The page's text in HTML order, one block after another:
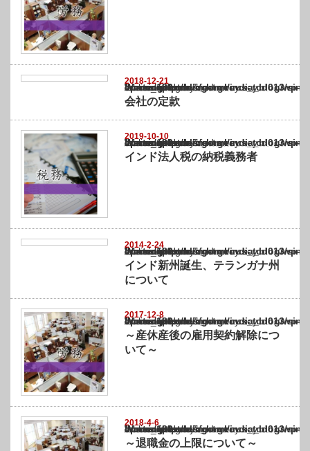
2018-12-21
Warning
: Undefined array key "show_category" in
/home/netst/kuno-cpa.co.jp/public_html/india_blog/wp-content/themes/
on line183
会社の定款
2019-10-10
Warning
: Undefined array key "show_category" in
/home/netst/kuno-cpa.co.jp/public_html/india_blog/wp-content/themes/
on line183
インド法人税の納税義務者
2014-2-24
Warning
: Undefined array key "show_category" in
/home/netst/kuno-cpa.co.jp/public_html/india_blog/wp-content/themes/
on line183
インド新州誕生、テランガナ州
について
2017-12-8
Warning
: Undefined array key "show_category" in
/home/netst/kuno-cpa.co.jp/public_html/india_blog/wp-content/themes/
on line183
～産休産後の雇用契約解除につ
いて～
2018-4-6
Warning
: Undefined array key "show_category" in
/home/netst/kuno-cpa.co.jp/public_html/india_blog/wp-content/themes/
on line183
～退職金の上限について～